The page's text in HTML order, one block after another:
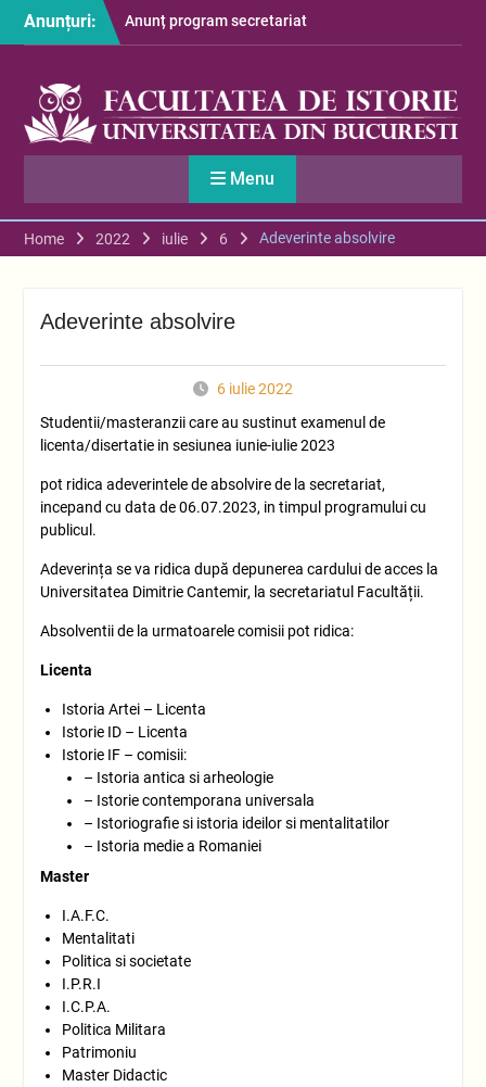
Anunțuri:
Anunț program secretariat
– luna august
2026
S-au afișat informațiile
despre cazarea studenților
în anul universitar 2026-
Menu
Home 2022 iulie 6 Adeverinte absolvire
Adeverinte absolvire
6 iulie 2022
Studentii/masteranzii care au sustinut examenul de
licenta/disertatie in sesiunea iunie-iulie 2023
pot ridica adeverintele de absolvire de la secretariat,
incepand cu data de 06.07.2023, in timpul programului cu
publicul.
Adeverința se va ridica după depunerea cardului de acces la
Universitatea Dimitrie Cantemir, la secretariatul Facultății.
Absolventii de la urmatoarele comisii pot ridica:
Licenta
Istoria Artei – Licenta
Istorie ID – Licenta
Istorie IF – comisii:
– Istoria antica si arheologie
– Istorie contemporana universala
– Istoriografie si istoria ideilor si mentalitatilor
– Istoria medie a Romaniei
Master
I.A.F.C.
Mentalitati
Politica si societate
I.P.R.I
I.C.P.A.
Politica Militara
Patrimoniu
Master Didactic